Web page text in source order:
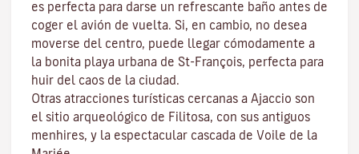
es perfecta para darse un refrescante baño antes de
coger el avión de vuelta. Si, en cambio, no desea
moverse del centro, puede llegar cómodamente a
la bonita playa urbana de St-François, perfecta para
huir del caos de la ciudad.
Otras atracciones turísticas cercanas a Ajaccio son
el sitio arqueológico de Filitosa, con sus antiguos
menhires, y la espectacular cascada de Voile de la